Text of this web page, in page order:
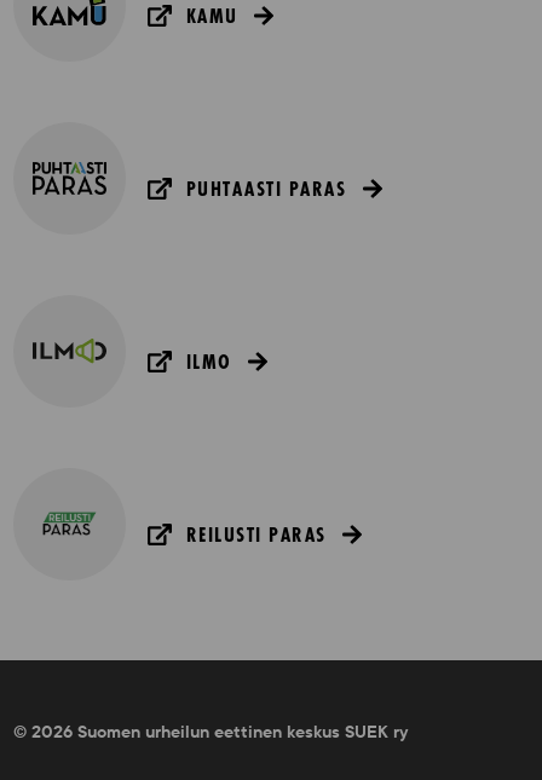
KAMU
PUHTAASTI PARAS
ILMO
REILUSTI PARAS
© 2026 Suomen urheilun eettinen keskus SUEK ry